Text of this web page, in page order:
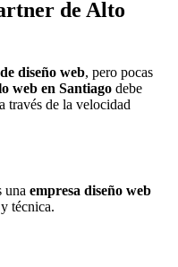
de Alto
diseño web, pero pocas
web en Santiago debe
través de la velocidad
una empresa diseño web
técnica.